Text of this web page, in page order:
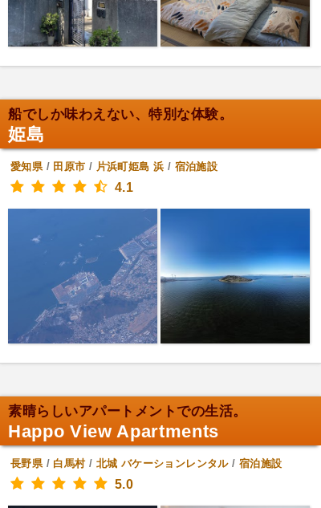
船でしか味わえない、特別な体験。
姫島
愛知県/ 田原市 / 片浜町姫島 浜 / 宿泊施設
4.1
素晴らしいアパートメントでの生活。
Happo View Apartments
長野県/ 白馬村/ 北城 バケーションレンタル/ 宿泊施設
5.0